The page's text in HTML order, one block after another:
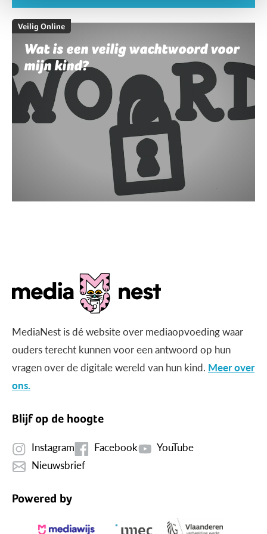
Veilig Online
Wat is een veilig wachtwoord voor
mijn kind?
MediaNest is dé website over mediaopvoeding waar
ouders terecht kunnen voor een antwoord op hun
vragen over de digitale wereld van hun kind. Meer over
ons.
Blijf op de hoogte
Instagram Facebook
YouTube
Nieuwsbrief
Powered by